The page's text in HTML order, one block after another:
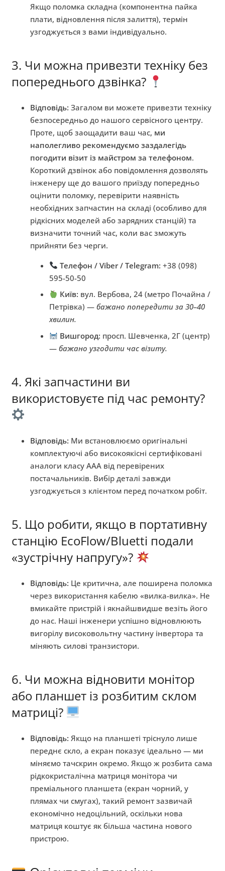
Якщо поломка складна (компонентна пайка
плати, відновлення після залиття), термін
узгоджується з вами індивідуально.
3. Чи можна привезти техніку без
попереднього дзвінка?
Відповідь: Загалом ви можете привезти техніку
безпосередньо до нашого сервісного центру.
Проте, щоб заощадити ваш час, ми
наполегливо рекомендуємо заздалегідь
погодити візит із майстром за телефоном.
Короткий дзвінок або повідомлення дозволять
інженеру ще до вашого приїзду попередньо
оцінити поломку, перевірити наявність
необхідних запчастин на складі (особливо для
рідкісних моделей або зарядних станцій) та
визначити точний час, коли вас зможуть
прийняти без черги.
Телефон / Viber / Telegram: +38 (098)
595-50-50
Київ: вул. Вербова, 24 (метро Почайна /
Петрівка) — бажано попередити за 30–40
хвилин.
Вишгород: просп. Шевченка, 2Г (центр)
— бажано узгодити час візиту.
4. Які запчастини ви
використовуєте під час ремонту?
Відповідь: Ми встановлюємо оригінальні
комплектуючі або високоякісні сертифіковані
аналоги класу AAA від перевірених
постачальників. Вибір деталі завжди
узгоджується з клієнтом перед початком робіт.
5. Що робити, якщо в портативну
станцію EcoFlow/Bluetti подали
«зустрічну напругу»?
Відповідь: Це критична, але поширена поломка
через використання кабелю «вилка-вилка». Не
вмикайте пристрій і якнайшвидше везіть його
до нас. Наші інженери успішно відновлюють
вигорілу високовольтну частину інвертора та
міняють силові транзистори.
6. Чи можна відновити монітор
або планшет із розбитим склом
матриці?
Відповідь: Якщо на планшеті тріснуло лише
переднє скло, а екран показує ідеально — ми
міняємо тачскрин окремо. Якщо ж розбита сама
рідкокристалічна матриця монітора чи
преміального планшета (екран чорний, у
плямах чи смугах), такий ремонт зазвичай
економічно недоцільний, оскільки нова
матриця коштує як більша частина нового
пристрою.